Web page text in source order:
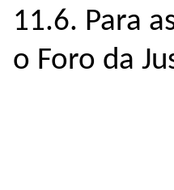
11.6. Para
o Foro da